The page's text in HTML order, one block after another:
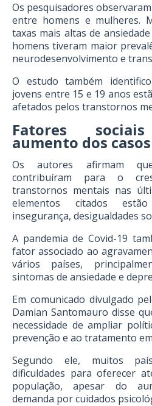
Os pesquisadores
entre homens e mulheres.
taxas mais altas de
homens tiveram maior
neurodesenvolvimento e
O estudo também
jovens entre 15 e 19 anos
afetados pelos transtornos
Fatores
aumento dos casos
Os autores afirmam
contribuíram para o
transtornos mentais nas
elementos citados
insegurança, desigualdades
A pandemia de Covid-19
fator associado ao
vários países,
sintomas de ansiedade e
Em comunicado divulgado
Damian Santomauro disse
necessidade de ampliar
prevenção e ao tratamento
Segundo ele, muitos
dificuldades para oferecer
população, apesar do
demanda por cuidados